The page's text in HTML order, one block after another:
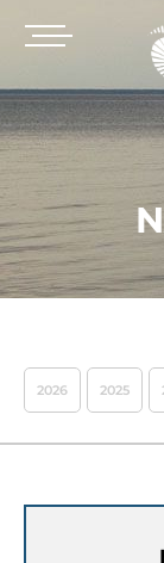
2026 2025